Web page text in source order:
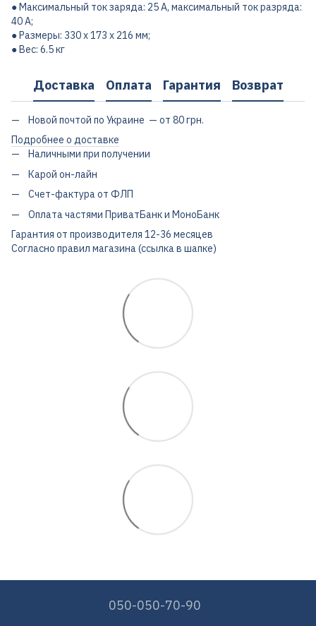
● Максимальный ток заряда: 25 А, максимальный ток разряда:
40 А;
● Размеры: 330 х 173 х 216 мм;
● Вес: 6.5 кг
Доставка Оплата Гарантия Возврат
Новой почтой по Украине — от 80 грн.
Подробнее о доставке
Наличными при получении
Карой он-лайн
Счет-фактура от ФЛП
Оплата частями ПриватБанк и МоноБанк
Гарантия от производителя 12-36 месяцев
Согласно правил магазина (ссылка в шапке)
050-050-70-90